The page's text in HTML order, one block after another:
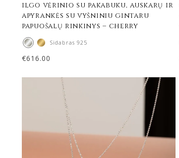
ilgo vėrinio su pakabuku, auskarų ir
apyrankės su vyšniniu gintaru
papuošalų rinkinys – cherry
Sidabras 925
€616.00